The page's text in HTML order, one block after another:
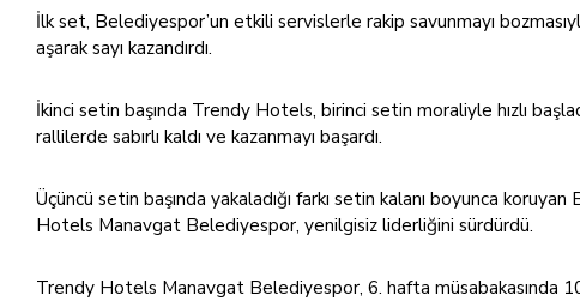
İlk set, Belediyespor’un etkili servislerle rakip savunmayı
aşarak sayı kazandırdı.
İkinci setin başında Trendy Hotels, birinci setin moraliyle hızlı
rallilerde sabırlı kaldı ve kazanmayı başardı.
Üçüncü setin başında yakaladığı farkı setin kalanı boyunca
Hotels Manavgat Belediyespor, yenilgisiz liderliğini sürdürdü.
Trendy Hotels Manavgat Belediyespor, 6. hafta müsabakasında